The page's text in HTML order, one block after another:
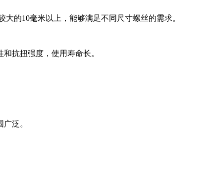
的10毫米以上，能够满足不同尺寸螺丝的需求。
抗扭强度，使用寿命长。
泛。